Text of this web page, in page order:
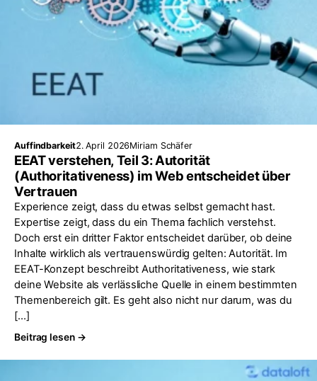
Auffindbarkeit2. April 2026Miriam Schäfer
EEAT verstehen, Teil 3: Autorität
(Authoritativeness) im Web entscheidet über
Vertrauen
Experience zeigt, dass du etwas selbst gemacht hast.
Expertise zeigt, dass du ein Thema fachlich verstehst.
Doch erst ein dritter Faktor entscheidet darüber, ob deine
Inhalte wirklich als vertrauenswürdig gelten: Autorität. Im
EEAT-Konzept beschreibt Authoritativeness, wie stark
deine Website als verlässliche Quelle in einem bestimmten
Themenbereich gilt. Es geht also nicht nur darum, was du
[…]
Beitrag lesen →